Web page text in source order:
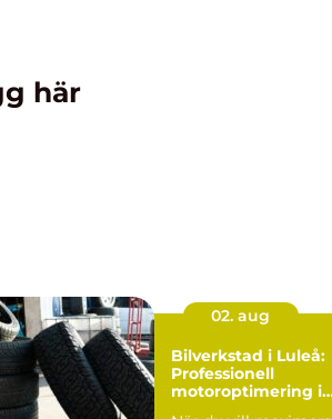
här
02. aug
Bilverkstad i Luleå:
Professionell
motoroptimering i